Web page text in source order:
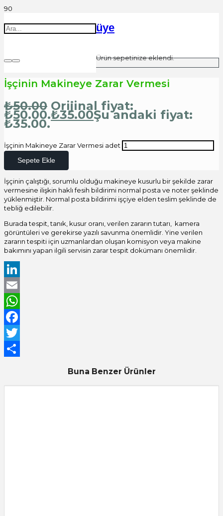
üye
Ürünsepetinize eklendi.
İşçinin Makineye Zarar Vermesi
₺50.00 Orijinal fiyat:
₺50.00.₺35.00Şu andaki fiyat:
₺35.00.
İşçinin Makineye Zarar Vermesi adet
Sepete Ekle
İşçinin çalıştığı, sorumlu olduğu makineye kusurlu bir şekilde zarar
vermesine ilişkin haklı fesih bildirimi normal posta ve noter şeklinde
yüklenmiştir. Normal posta bildirimi işçiye elden teslim şeklinde de
tebliğ edilebilir.
Burada tespit, tanık, kusur oranı, verilen zararın tutarı, kamera
görüntüleri ve gerekirse yazılı savunma önemlidir. Yine verilen
zararın tespiti için uzmanlardan oluşan komisyon veya makine
bakımını yapan ilgili servisin zarar tespit dokümanı önemlidir.
LinkedIn
Email
WhatsApp
Facebook
Twitter
Buna Benzer Ürünler